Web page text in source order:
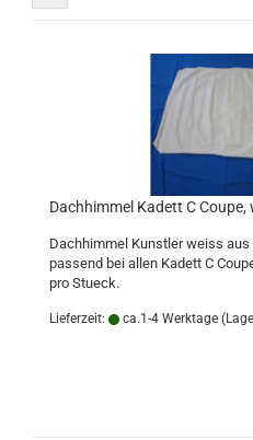
Dachhimmel Kadett C Coupe,
Dachhimmel Kunstler weiss aus
passend bei allen Kadett C
pro Stueck.
Lieferzeit: ca.1-4 Werktage